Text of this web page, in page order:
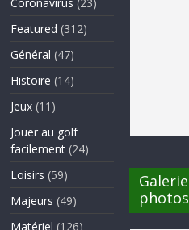
Featured (312)
Général (47)
Histoire (14)
Jeux (11)
Jouer au golf
facilement (24)
Loisirs (59)
Majeurs (49)
Matériel (126)
Galerie
photos